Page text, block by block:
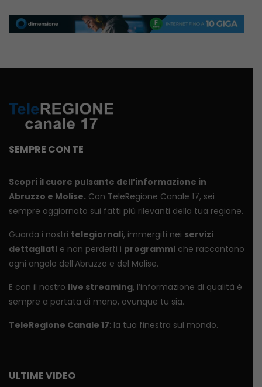
SEMPRE CON TE
Scopri il cuore pulsante dell’informazione in
Abruzzo e Molise. Con TeleRegione Canale 17, sei
sempre aggiornato sui fatti più rilevanti della tua regione.
Guarda i nostri telegiornali, immergiti nei servizi
dettagliati e non perderti i programmi che raccontano
ogni angolo dell’Abruzzo e del Molise.
E con il nostro live streaming, l’informazione di qualità è
sempre a portata di mano, ovunque tu sia.
TeleRegione Canale 17: la tua finestra sul mondo.
ULTIME VIDEO